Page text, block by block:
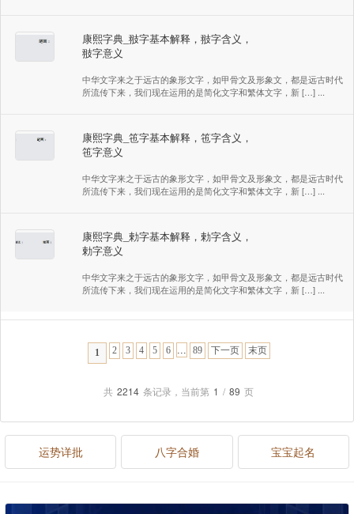
康熙字典_翄字基本解释，翄字含义，
翄字意义
中华文字来之于远古的象形文字，如甲骨文及形象文，都是远古时代
所流传下来，我们现在运用的是简化文字和繁体文字，新 […] ...
康熙字典_竾字基本解释，竾字含义，
竾字意义
中华文字来之于远古的象形文字，如甲骨文及形象文，都是远古时代
所流传下来，我们现在运用的是简化文字和繁体文字，新 […] ...
康熙字典_勅字基本解释，勅字含义，
勅字意义
中华文字来之于远古的象形文字，如甲骨文及形象文，都是远古时代
所流传下来，我们现在运用的是简化文字和繁体文字，新 […] ...
1 2 3 4 5 6 ... 89 下一页 末页
共 2214 条记录，当前第 1 / 89 页
运势详批 八字合婚 宝宝起名